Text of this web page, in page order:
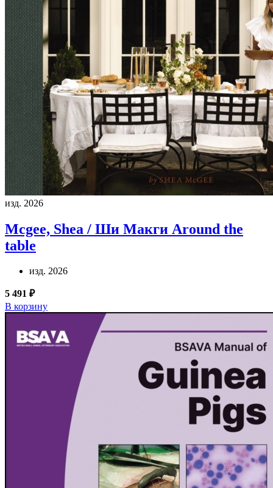
изд. 2026
Mcgee, Shea / Ши Макги Around the
table
изд. 2026
5 491 ₽
В корзину